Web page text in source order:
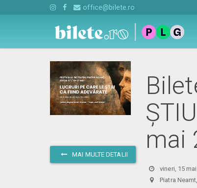
office@bilete.ro
MAI MULTE DETALII
mai
vineri, 15
Piatra